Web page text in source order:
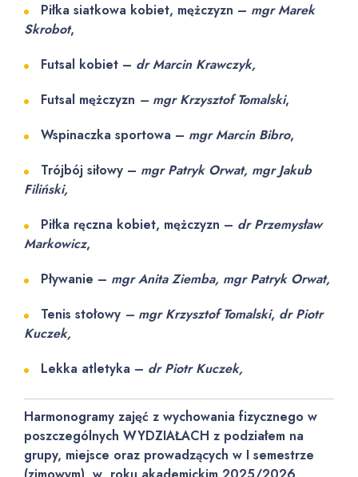
Piłka siatkowa kobiet, mężczyzn – mgr Marek
Skrobot,
Futsal kobiet – dr Marcin Krawczyk,
Futsal mężczyzn – mgr Krzysztof Tomalski,
Wspinaczka sportowa – mgr Marcin Bibro,
Trójbój siłowy – mgr Patryk Orwat, mgr Jakub
Filiński,
Piłka ręczna kobiet, mężczyzn – dr Przemysław
Markowicz,
Pływanie – mgr Anita Ziemba, mgr Patryk Orwat,
Tenis stołowy – mgr Krzysztof Tomalski, dr Piotr
Kuczek,
Lekka atletyka – dr Piotr Kuczek,
Harmonogramy zajęć z wychowania fizycznego w
poszczególnych WYDZIAŁACH z podziałem na
grupy, miejsce oraz prowadzących w I semestrze